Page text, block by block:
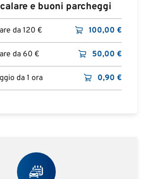
e buoni parcheggi
da 120 € 100,00 €
da 60 € 50,00 €
da 1 ora 0,90 €